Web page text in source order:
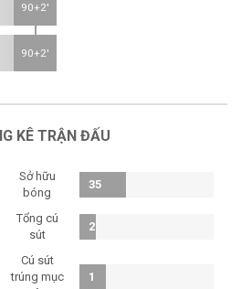
90+2'
90+2'
KÊ TRẬN ĐẤU
Sở hữu
bóng
35
Tổng cú
sút
2
Cú sút
trúng mục
1